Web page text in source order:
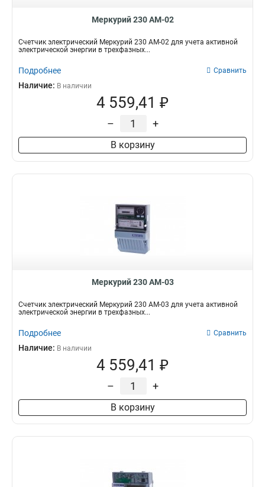
Меркурий 230 АМ-02
Счетчик электрический Меркурий 230 АМ-02 для учета активной
электрической энергии в трехфазных...
Подробнее Сравнить
Наличие: В наличии
4 559,41 ₽
– +
В корзину
Меркурий 230 АМ-03
Счетчик электрический Меркурий 230 АМ-03 для учета активной
электрической энергии в трехфазных...
Подробнее Сравнить
Наличие: В наличии
4 559,41 ₽
– +
В корзину